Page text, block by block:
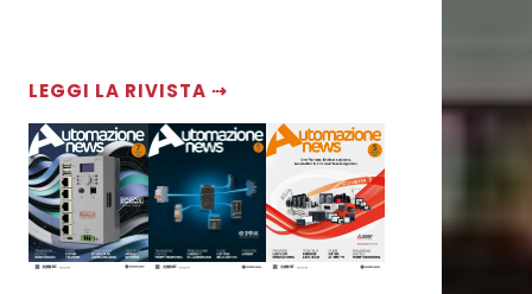
LEGGI LA RIVISTA ⇢